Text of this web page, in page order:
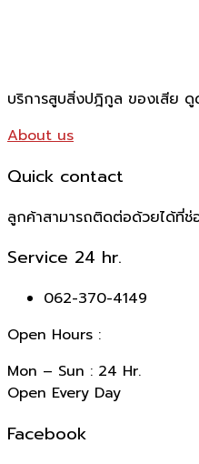
บริการสูบสิ่งปฎิกูล ของเสีย
About us
Quick contact
ลูกค้าสามารถติดต่อด้วยได้ที่
Service 24 hr.
062-370-4149
Open Hours :
Mon – Sun : 24 Hr.
Open Every Day
Facebook